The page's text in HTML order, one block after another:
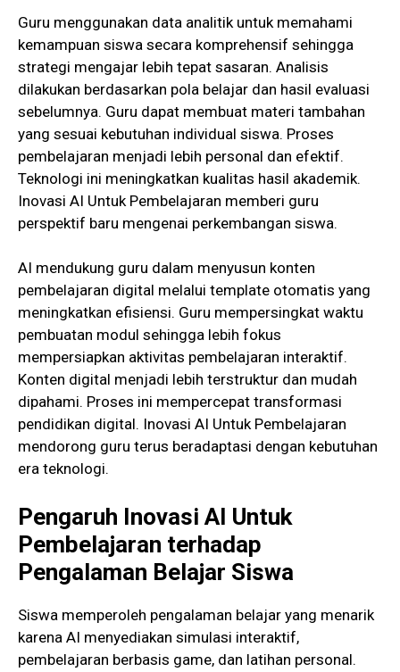
Guru menggunakan data analitik untuk memahami
kemampuan siswa secara komprehensif sehingga
strategi mengajar lebih tepat sasaran. Analisis
dilakukan berdasarkan pola belajar dan hasil evaluasi
sebelumnya. Guru dapat membuat materi tambahan
yang sesuai kebutuhan individual siswa. Proses
pembelajaran menjadi lebih personal dan efektif.
Teknologi ini meningkatkan kualitas hasil akademik.
Inovasi AI Untuk Pembelajaran memberi guru
perspektif baru mengenai perkembangan siswa.
AI mendukung guru dalam menyusun konten
pembelajaran digital melalui template otomatis yang
meningkatkan efisiensi. Guru mempersingkat waktu
pembuatan modul sehingga lebih fokus
mempersiapkan aktivitas pembelajaran interaktif.
Konten digital menjadi lebih terstruktur dan mudah
dipahami. Proses ini mempercepat transformasi
pendidikan digital. Inovasi AI Untuk Pembelajaran
mendorong guru terus beradaptasi dengan kebutuhan
era teknologi.
Pengaruh Inovasi AI Untuk
Pembelajaran terhadap
Pengalaman Belajar Siswa
Siswa memperoleh pengalaman belajar yang menarik
karena AI menyediakan simulasi interaktif,
pembelajaran berbasis game, dan latihan personal.